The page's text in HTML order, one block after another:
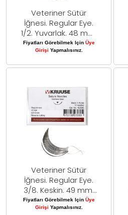
Veteriner Sütür
İğnesi. Regular Eye.
1/2. Yuvarlak. 48 mm.
10/pk
Fiyatları Görebilmek Için Üye
Girişi Yapmalısınız.
Veteriner Sütür
İğnesi. Regular Eye.
3/8. Keskin. 49 mm.
10/pk
Fiyatları Görebilmek Için Üye
Girişi Yapmalısınız.